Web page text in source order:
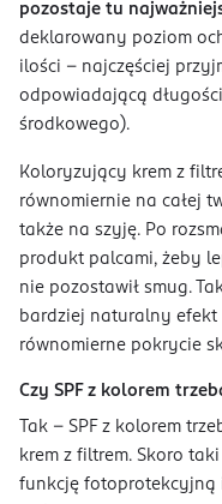
pozostaje tu
deklarowany poziom
ilości – najczęściej
odpowiadającą
środkowego).
Koloryzujący krem z
równomiernie na całej
także na szyję. Po
produkt palcami, żeby
nie pozostawił smug.
bardziej naturalny efekt
równomierne pokrycie
Czy SPF z kolorem
Tak – SPF z kolorem
krem z filtrem. Skoro
funkcję fotoprotekcyjną